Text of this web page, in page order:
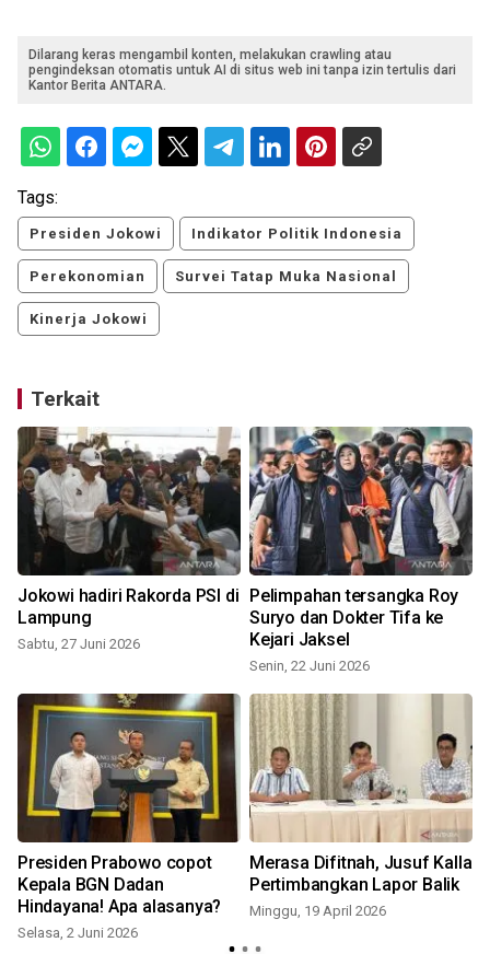
Dilarang keras mengambil konten, melakukan crawling atau
pengindeksan otomatis untuk AI di situs web ini tanpa izin tertulis dari
Kantor Berita ANTARA.
Tags:
Presiden Jokowi Indikator Politik Indonesia
Perekonomian Survei Tatap Muka Nasional
Kinerja Jokowi
Terkait
Jokowi hadiri Rakorda PSI di
Lampung
Sabtu, 27 Juni 2026
Pelimpahan tersangka Roy
Suryo dan Dokter Tifa ke
Kejari Jaksel
Senin, 22 Juni 2026
Presiden Prabowo copot
Kepala BGN Dadan
Hindayana! Apa alasanya?
Selasa, 2 Juni 2026
Merasa Difitnah, Jusuf Kalla
Pertimbangkan Lapor Balik
Minggu, 19 April 2026